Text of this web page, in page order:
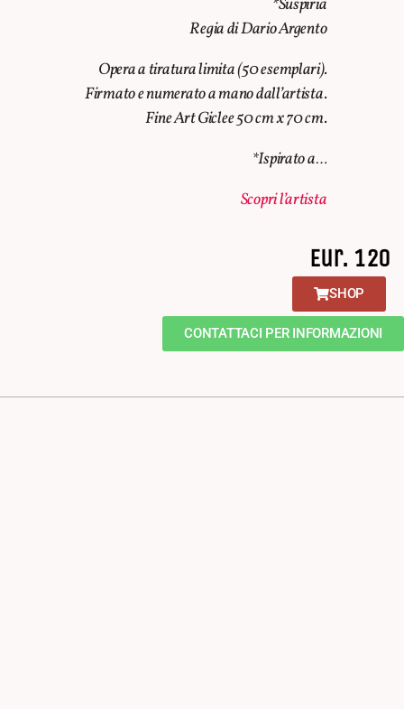
*Suspiria
Regia di Dario Argento
Opera a tiratura limita (50 esemplari).
Firmato e numerato a mano dall’artista.
Fine Art Giclee 50 cm x 70 cm.
*Ispirato a…
Scopri l’artista
Eur. 120
SHOP
CONTATTACI PER INFORMAZIONI